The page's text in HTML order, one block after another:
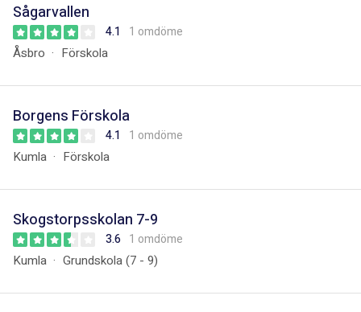
Sågarvallen
4.1 1 omdöme
Åsbro Förskola
Borgens Förskola
4.1 1 omdöme
Kumla Förskola
Skogstorpsskolan 7-9
3.6 1 omdöme
Kumla Grundskola (7 - 9)